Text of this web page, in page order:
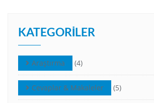
KATEGORILER
Araştırma (4)
Cevaplar & Makaleler (5)